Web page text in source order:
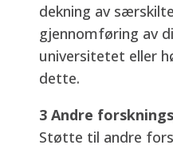
dekning av
gjennomføring av
universitetet eller
dette.
3 Andre
Støtte til andre